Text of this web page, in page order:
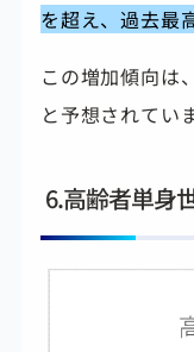
を超え、過去最
この増加傾向は
と予想されてい
6.高齢者単身